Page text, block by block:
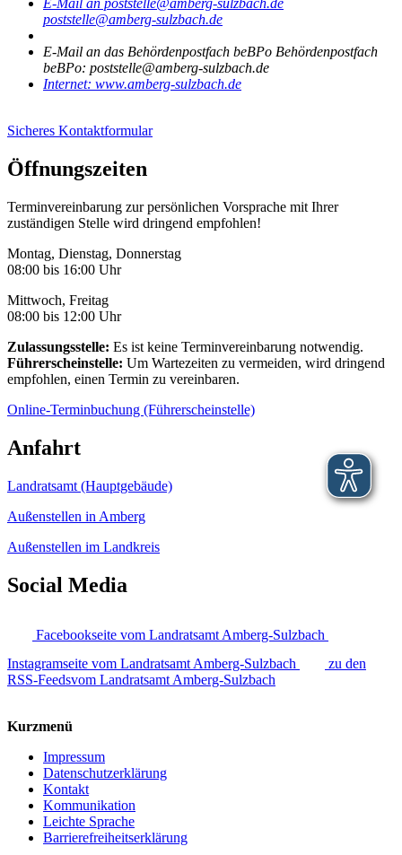
E-Mail an poststelle@amberg-sulzbach.de
poststelle@amberg-sulzbach.de
E-Mail an das Behördenpostfach beBPo Behördenpostfach
beBPo: poststelle@amberg-sulzbach.de
Internet: www.amberg-sulzbach.de
Sicheres Kontaktformular
Öffnungszeiten
Terminvereinbarung zur persönlichen Vorsprache mit Ihrer
zuständigen Stelle wird dringend empfohlen!
Montag, Dienstag, Donnerstag
08:00 bis 16:00 Uhr
Mittwoch, Freitag
08:00 bis 12:00 Uhr
Zulassungsstelle: Es ist keine Terminvereinbarung notwendig.
Führerscheinstelle: Um Wartezeiten zu vermeiden, wird dringend
empfohlen, einen Termin zu vereinbaren.
Online-Terminbuchung (Führerscheinstelle)
Anfahrt
Landratsamt (Hauptgebäude)
Außenstellen in Amberg
Außenstellen im Landkreis
Social Media
Facebookseite vom Landratsamt Amberg-Sulzbach
Instagramseite vom Landratsamt Amberg-Sulzbach
zu den
RSS-Feedsvom Landratsamt Amberg-Sulzbach
Kurzmenü
Impressum
Datenschutzerklärung
Kontakt
Kommunikation
Leichte Sprache
Barrierefreiheitserklärung